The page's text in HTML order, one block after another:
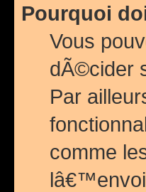
Pourquoi
Vous
dÃ©cider
Par
comme